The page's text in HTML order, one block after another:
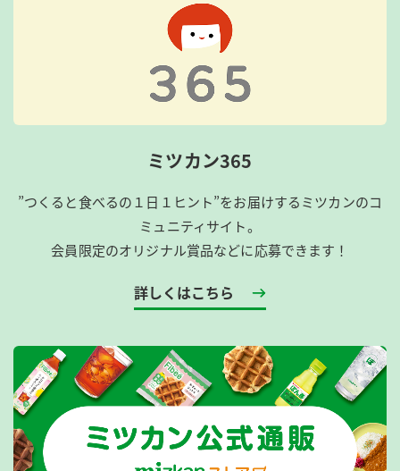
ミツカン365
”つくると食べるの１日１ヒント”をお届けするミツカンのコ
ミュニティサイト。
会員限定のオリジナル賞品などに応募できます！
詳しくはこちら